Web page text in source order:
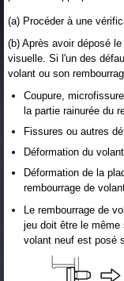
(a) Procéder à une
(b) Après avoir déposé
visuelle. Si l'un des
volant ou son
Coupure,
la partie rainurée du
Fissures ou autres
Déformation du volant.
Déformation de la
rembourrage de
Le rembourrage de
jeu doit être le même
volant neuf est posé